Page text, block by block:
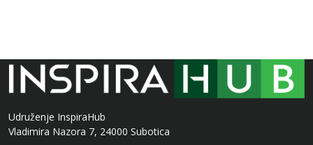
Udruženje InspiraHub
Vladimira Nazora 7, 24000 Subotica